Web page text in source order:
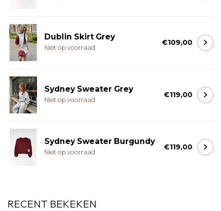
Dublin Skirt Grey
Niet op voorraad
€109,00
Sydney Sweater Grey
Niet op voorraad
€119,00
Sydney Sweater Burgundy
Niet op voorraad
€119,00
RECENT BEKEKEN